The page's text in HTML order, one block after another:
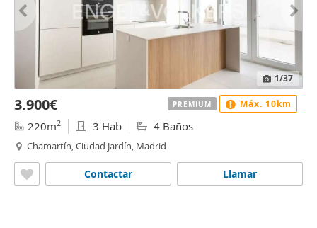
1/37
3.900€
220m2 3 Hab 4 Baños
Chamartín, Ciudad Jardín, Madrid
Llamar
Contactar
PREMIUM Máx. 10km